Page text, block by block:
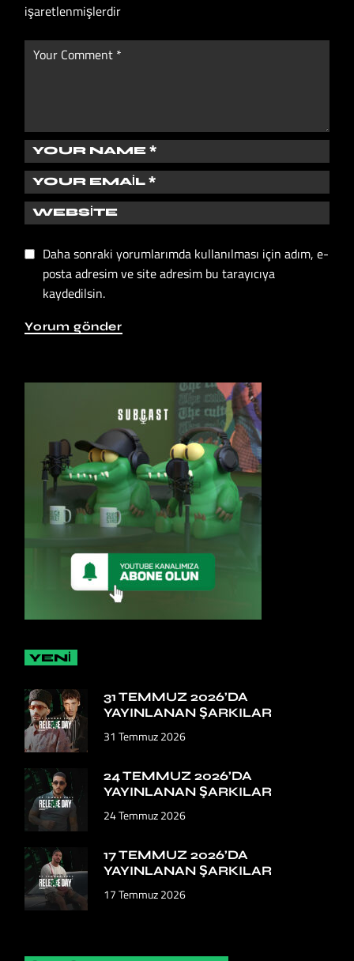
işaretlenmişlerdir
Daha sonraki yorumlarımda kullanılması için adım, e-
posta adresim ve site adresim bu tarayıcıya
kaydedilsin.
Yorum gönder
YENİ
31 TEMMUZ 2026’DA
YAYINLANAN ŞARKILAR
31 Temmuz 2026
24 TEMMUZ 2026’DA
YAYINLANAN ŞARKILAR
24 Temmuz 2026
17 TEMMUZ 2026’DA
YAYINLANAN ŞARKILAR
17 Temmuz 2026